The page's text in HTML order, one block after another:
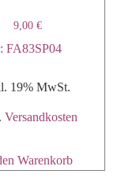
9,00€
FA83SP04
19% MwSt.
Versandkosten
Warenkorb